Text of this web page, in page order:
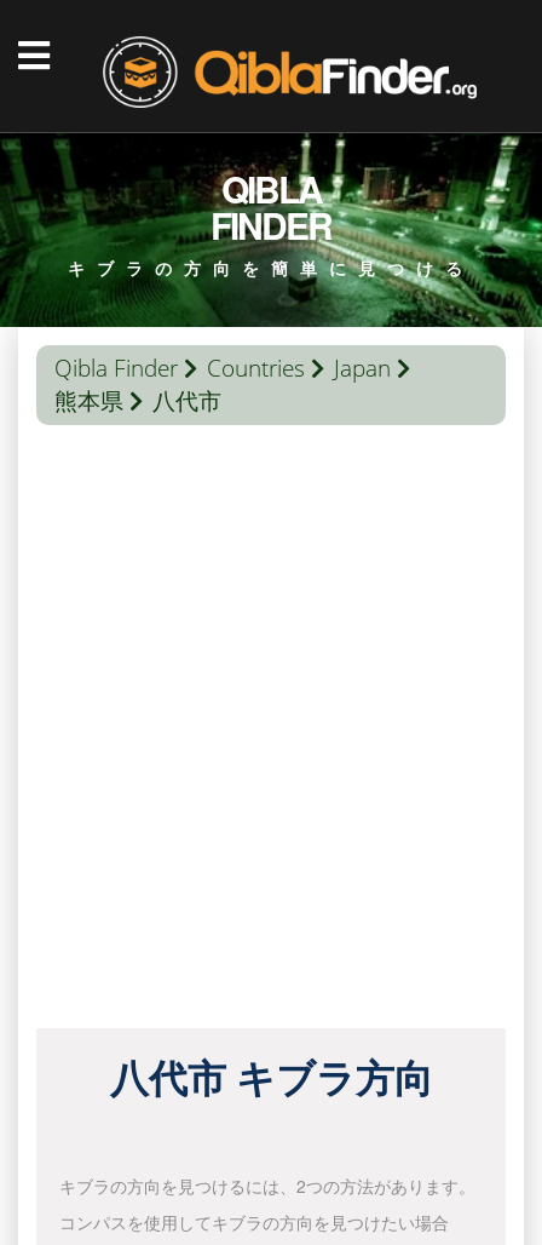
QIBLA
FINDER
キブラの方向を簡単に見つける
Qibla Finder Countries
Japan
熊本県
八代市
八代市 キブラ方向
キブラの方向を見つけるには、2つの方法があります。
コンパスを使用してキブラの方向を見つけたい場合